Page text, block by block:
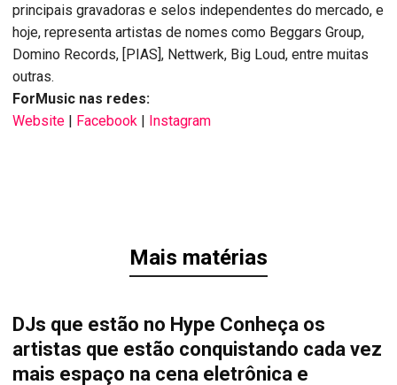
principais gravadoras e selos independentes do mercado, e
hoje, representa artistas de nomes como Beggars Group,
Domino Records, [PIAS], Nettwerk, Big Loud, entre muitas
outras.
ForMusic nas redes:
Website | Facebook | Instagram
Mais matérias
DJs que estão no Hype Conheça os
artistas que estão conquistando cada vez
mais espaço na cena eletrônica e